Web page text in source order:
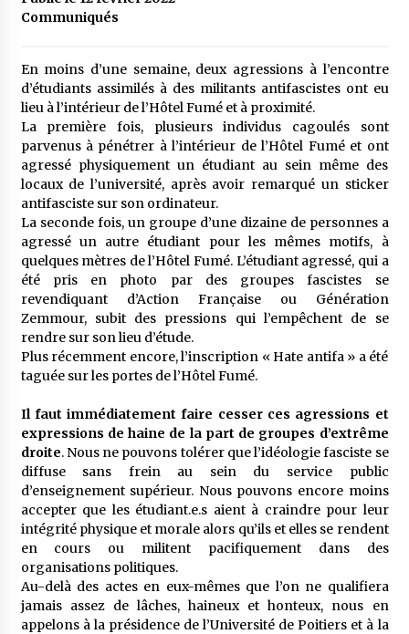
Communiqués
En moins d’une semaine, deux agressions à l’encontre
d’étudiants assimilés à des militants antifascistes ont eu
lieu à l’intérieur de l’Hôtel Fumé et à proximité.
La première fois, plusieurs individus cagoulés sont
parvenus à pénétrer à l’intérieur de l’Hôtel Fumé et ont
agressé physiquement un étudiant au sein même des
locaux de l’université, après avoir remarqué un sticker
antifasciste sur son ordinateur.
La seconde fois, un groupe d’une dizaine de personnes a
agressé un autre étudiant pour les mêmes motifs, à
quelques mètres de l’Hôtel Fumé. L’étudiant agressé, qui a
été pris en photo par des groupes fascistes se
revendiquant d’Action Française ou Génération
Zemmour, subit des pressions qui l’empêchent de se
rendre sur son lieu d’étude.
Plus récemment encore, l’inscription « Hate antifa » a été
taguée sur les portes de l’Hôtel Fumé.
Il faut immédiatement faire cesser ces agressions et
expressions de haine de la part de groupes d’extrême
droite. Nous ne pouvons tolérer que l’idéologie fasciste se
diffuse sans frein au sein du service public
d’enseignement supérieur. Nous pouvons encore moins
accepter que les étudiant.e.s aient à craindre pour leur
intégrité physique et morale alors qu’ils et elles se rendent
en cours ou militent pacifiquement dans des
organisations politiques.
Au-delà des actes en eux-mêmes que l’on ne qualifiera
jamais assez de lâches, haineux et honteux, nous en
appelons à la présidence de l’Université de Poitiers et à la